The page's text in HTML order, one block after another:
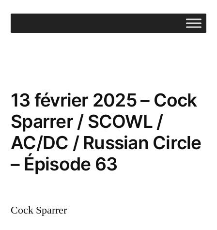
13 février 2025 – Cock
Sparrer / SCOWL /
AC/DC / Russian Circle
– Épisode 63
Cock Sparrer